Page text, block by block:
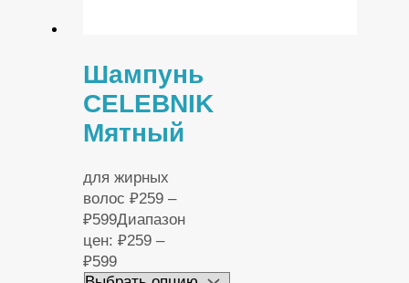
Шампунь
CELEBNIK
Мятный
для жирных
волос₽259 –
₽599Диапазон
цен: ₽259 –
₽599